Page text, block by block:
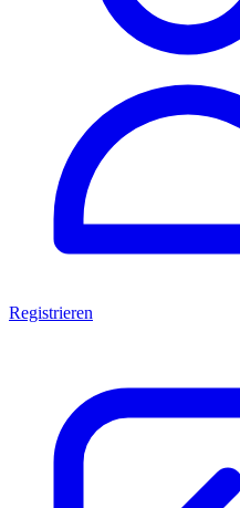
Registrieren